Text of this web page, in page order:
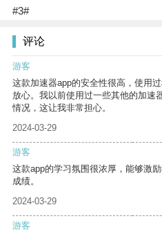
#3#
评论
游客
这款加速器app的安全性很高，使用
放心。我以前使用过一些其他的加速
情况，这让我非常担心。
2024-03-29
游客
这款app的学习氛围很浓厚，能够激
成绩。
2024-03-29
游客